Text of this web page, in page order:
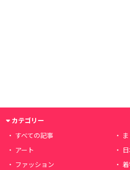
カテゴリー
すべての記事
アート
ファッション